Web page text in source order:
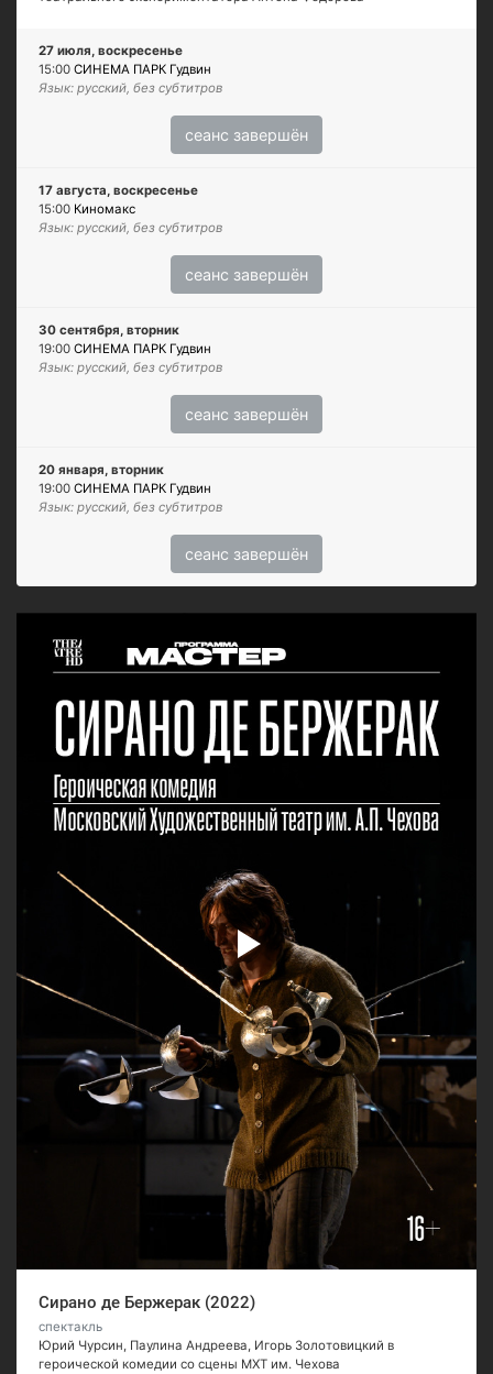
27 июля, воскресенье
15:00 СИНЕМА ПАРК Гудвин
Язык: русский, без субтитров
сеанс завершён
17 августа, воскресенье
15:00 Киномакс
Язык: русский, без субтитров
сеанс завершён
30 сентября, вторник
19:00 СИНЕМА ПАРК Гудвин
Язык: русский, без субтитров
сеанс завершён
20 января, вторник
19:00 СИНЕМА ПАРК Гудвин
Язык: русский, без субтитров
сеанс завершён
Сирано де Бержерак (2022)
спектакль
Юрий Чурсин, Паулина Андреева, Игорь Золотовицкий в
героической комедии со сцены МХТ им. Чехова